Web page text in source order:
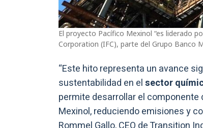
El proyecto Pacífico Mexinol “es liderado
Corporation (IFC), parte del Grupo Banco
“Este hito representa un avance
sustentabilidad en elsector
permite desarrollar el
Mexinol, reduciendo emisiones y